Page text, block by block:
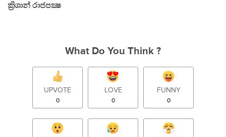
ක්‍රිශාන් රාජපක්‍ෂ
What Do You Think ?
UPVOTE
0
LOVE
0
FUNNY
0